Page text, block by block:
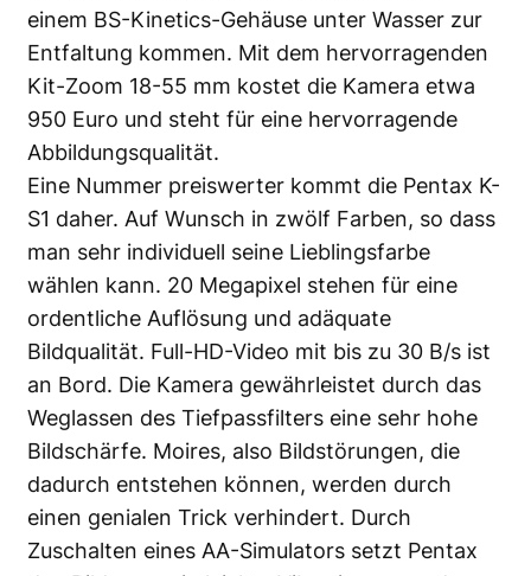
einem BS-Kinetics-Gehäuse unter Wasser zur
Entfaltung kommen. Mit dem hervorragenden
Kit-Zoom 18-55 mm kostet die Kamera etwa
950 Euro und steht für eine hervorragende
Abbildungsqualität.
Eine Nummer preiswerter kommt die Pentax K-
S1 daher. Auf Wunsch in zwölf Farben, so dass
man sehr individuell seine Lieblingsfarbe
wählen kann. 20 Megapixel stehen für eine
ordentliche Auflösung und adäquate
Bildqualität. Full-HD-Video mit bis zu 30 B/s ist
an Bord. Die Kamera gewährleistet durch das
Weglassen des Tiefpassfilters eine sehr hohe
Bildschärfe. Moires, also Bildstörungen, die
dadurch entstehen können, werden durch
einen genialen Trick verhindert. Durch
Zuschalten eines AA-Simulators setzt Pentax